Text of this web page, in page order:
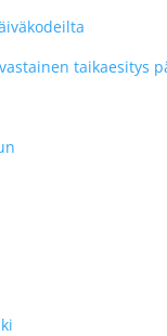
taikaesitys